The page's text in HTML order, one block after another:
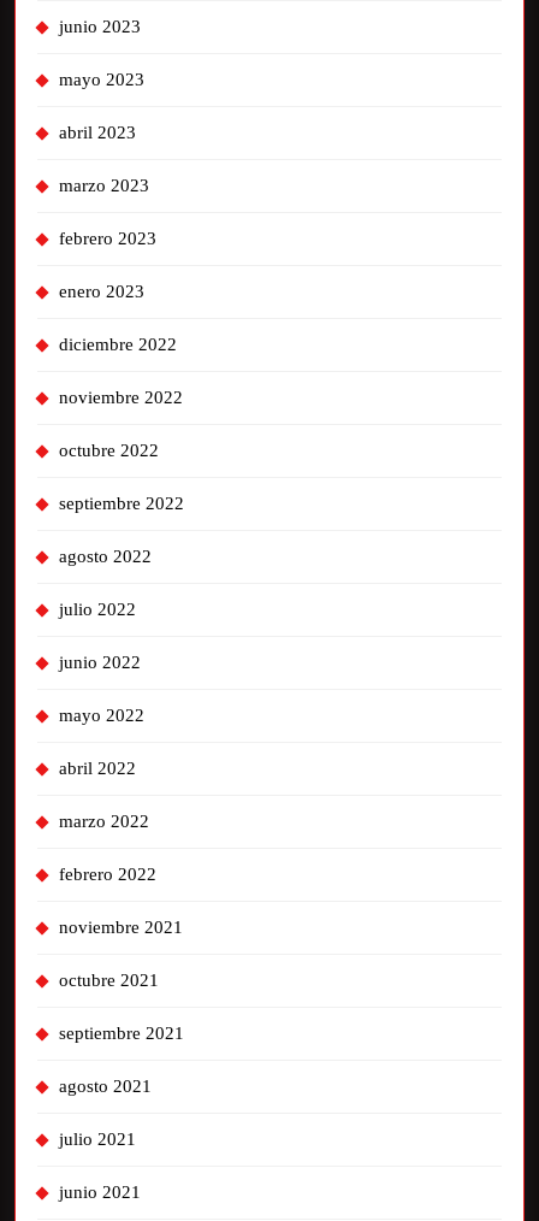
junio 2023
mayo 2023
abril 2023
marzo 2023
febrero 2023
enero 2023
diciembre 2022
noviembre 2022
octubre 2022
septiembre 2022
agosto 2022
julio 2022
junio 2022
mayo 2022
abril 2022
marzo 2022
febrero 2022
noviembre 2021
octubre 2021
septiembre 2021
agosto 2021
julio 2021
junio 2021